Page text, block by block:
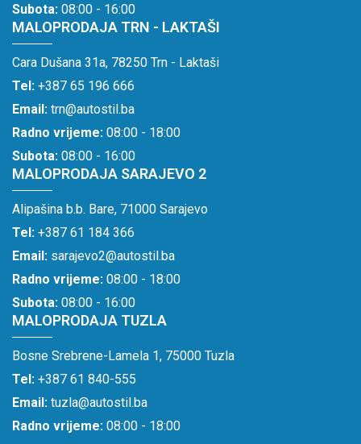
Subota: 08:00 - 16:00
MALOPRODAJA TRN - LAKTAŠI
Cara Dušana 31a, 78250 Trn - Laktaši
Tel: +387 65 196 666
Email: trn@autostil.ba
Radno vrijeme: 08:00 - 18:00
Subota: 08:00 - 16:00
MALOPRODAJA SARAJEVO 2
Alipašina b.b. Bare, 71000 Sarajevo
Tel: +387 61 184 366
Email: sarajevo2@autostil.ba
Radno vrijeme: 08:00 - 18:00
Subota: 08:00 - 16:00
MALOPRODAJA TUZLA
Bosne Srebrene-Lamela 1, 75000 Tuzla
Tel: +387 61 840-555
Email: tuzla@autostil.ba
Radno vrijeme: 08:00 - 18:00